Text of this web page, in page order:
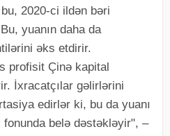
2020-ci ildən bəri
yuanın daha da
əks etdirir.
profisit Çinə kapital
İxracatçılar gəlirlərini
edirlər ki, bu da yuanı
belə dəstəkləyir", –